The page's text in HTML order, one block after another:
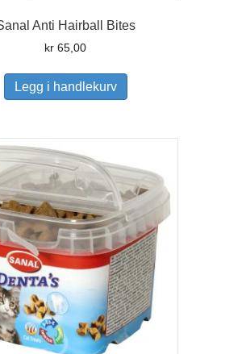
Anti Hairball Bites
kr 65,00
Legg i handlekurv